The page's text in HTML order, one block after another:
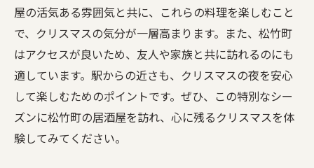
屋の活気ある雰囲気と共に、これらの料理を楽しむこと
で、クリスマスの気分が一層高まります。また、松竹町
はアクセスが良いため、友人や家族と共に訪れるのにも
適しています。駅からの近さも、クリスマスの夜を安心
して楽しむためのポイントです。ぜひ、この特別なシー
ズンに松竹町の居酒屋を訪れ、心に残るクリスマスを体
験してみてください。